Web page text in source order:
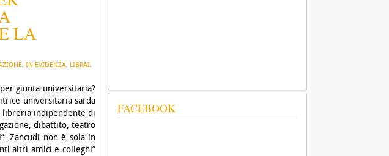
LA
, IN EVIDENZA, LIBRAI,
giunta universitaria?
universitaria sarda
libreria indipendente di
dibattito, teatro
Zancudi non è sola in
altri amici e colleghi”
FACEBOOK